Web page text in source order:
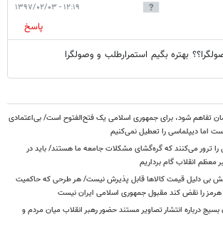
۱۲:۱۹ - ۱۳۹۷/۰۲/۰۳
پاسخ
بهتره بگیم استمرارطلب و وصولگرا
تفاهم شود، برای جمهوری اسلامی یک فتح‌الفتوح است/ بی‌اعتمادی
اما دیپلماسی را تعطیل نمی‌کنیم
ترور می‌کنند که گره‌گشای مشکلات جامعه ما هستند/ باید در
انقلاب گام برداریم
بی دلیل قیمت کالاها قابل پذیرش نیست/ هر طرحی که حاکمیت
را نقض کند مقبول جمهوری اسلامی ایران نیست
درباره انتشار تصاویر مستند حضور رهبر انقلاب میان مردم و